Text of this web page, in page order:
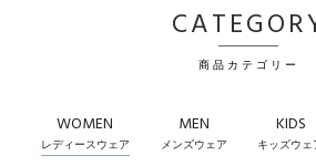
商品カテゴリー
WOMEN
レディースウェア
MEN
メンズウェア
KIDS
キッズウェ